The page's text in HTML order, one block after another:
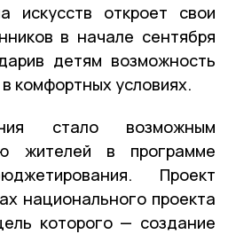
искусств откроет свои
в начале сентября
детям возможность
комфортных условиях.
стало возможным
жителей в программе
Проект
национального проекта
которого — создание